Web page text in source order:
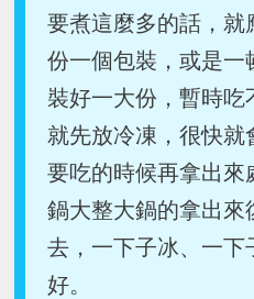
要煮這麼多的話，就
份一個包裝，或是一
裝好一大份，暫時
就先放冷凍，很快就
要吃的時候再拿出
鍋大整大鍋的拿出來
去，一下子冰、一下
好。